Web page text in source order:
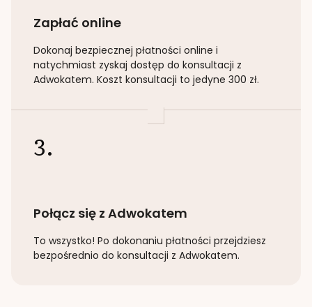
Zapłać online
Dokonaj bezpiecznej płatności online i
natychmiast zyskaj dostęp do konsultacji z
Adwokatem. Koszt konsultacji to jedyne 300 zł.
3.
Połącz się z Adwokatem
To wszystko! Po dokonaniu płatności przejdziesz
bezpośrednio do konsultacji z Adwokatem.